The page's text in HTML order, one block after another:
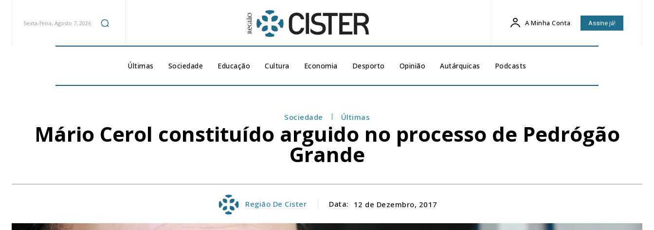
Sexta-feira, Agosto 7, 2026 A Minha Conta Assine já!
Últimas Sociedade Educação Cultura Economia Desporto Opinião Autárquicas Podcasts
Sociedade Últimas
Mário Cerol constituído arguido no processo de Pedrógão
Grande
Região De Cister Data: 12 de Dezembro, 2017